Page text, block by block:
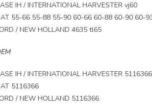
IH / INTERNATIONAL HARVESTER vj60
55-66 55-88 55-90 60-66 60-88 60-90 60-
/ NEW HOLLAND 4635 tl65
IH / INTERNATIONAL HARVESTER 5116366
5116366
/ NEW HOLLAND 5116366